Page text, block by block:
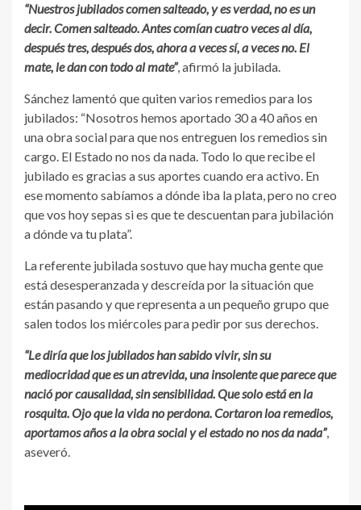
“Nuestros jubilados comen salteado, y es verdad, no es un
decir. Comen salteado. Antes comían cuatro veces al día,
después tres, después dos, ahora a veces sí, a veces no. El
mate, le dan con todo al mate”, afirmó la jubilada.
Sánchez lamentó que quiten varios remedios para los
jubilados: “Nosotros hemos aportado 30 a 40 años en
una obra social para que nos entreguen los remedios sin
cargo. El Estado no nos da nada. Todo lo que recibe el
jubilado es gracias a sus aportes cuando era activo. En
ese momento sabíamos a dónde iba la plata, pero no creo
que vos hoy sepas si es que te descuentan para jubilación
a dónde va tu plata”.
La referente jubilada sostuvo que hay mucha gente que
está desesperanzada y descreída por la situación que
están pasando y que representa a un pequeño grupo que
salen todos los miércoles para pedir por sus derechos.
“Le diría que los jubilados han sabido vivir, sin su
mediocridad que es un atrevida, una insolente que parece que
nació por causalidad, sin sensibilidad. Que solo está en la
rosquita. Ojo que la vida no perdona. Cortaron loa remedios,
aportamos años a la obra social y el estado no nos da nada”,
aseveró.